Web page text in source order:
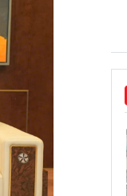
Công an Thanh Hóa
tìm bị hại trong vụ
án sản xuất, buôn
bán yến sào giả